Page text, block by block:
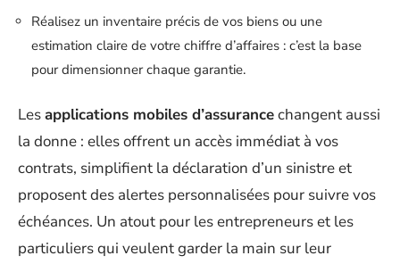
Réalisez un inventaire précis de vos biens ou une
estimation claire de votre chiffre d’affaires : c’est la base
pour dimensionner chaque garantie.
Lesapplications mobiles d’assurancechangent aussi
la donne : elles offrent un accès immédiat à vos
contrats, simplifient la déclaration d’un sinistre et
proposent des alertes personnalisées pour suivre vos
échéances. Un atout pour les entrepreneurs et les
particuliers qui veulent garder la main sur leur